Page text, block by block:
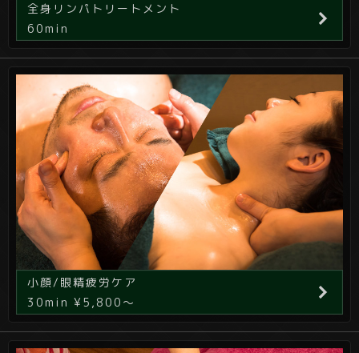
全身リンパトリートメント
60min
小顔/眼精疲労ケア
30min ¥5,800～